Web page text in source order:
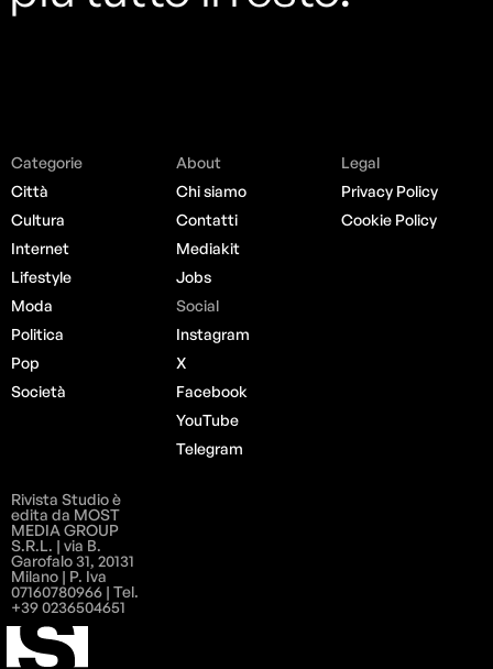
Categorie
Città
Cultura
Internet
Lifestyle
Moda
Politica
Pop
Società
About
Chi siamo
Contatti
Mediakit
Jobs
Social
Instagram
X
Facebook
YouTube
Telegram
Legal
Privacy Policy
Cookie Policy
Rivista Studio è
edita da MOST
MEDIA GROUP
S.R.L. | via B.
Garofalo 31, 20131
Milano | P. Iva
07160780966 | Tel.
+39 0236504651